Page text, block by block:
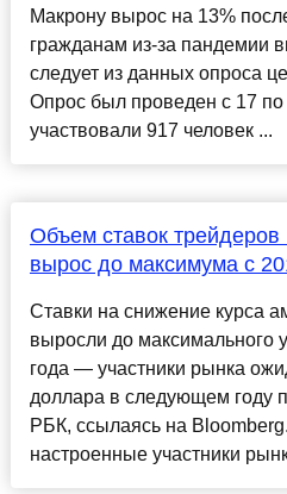
Макрону вырос на 13%
гражданам из-за пандемии
следует из данных опроса
Опрос был проведен с 17
участвовали 917 человек ...
Объем ставок
вырос до максимума с
Ставки на снижение курса
выросли до максимального
года — участники рынка
доллара в следующем году
РБК, ссылаясь на
настроенные участники